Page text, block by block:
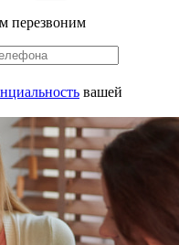
перезвоним
вашей